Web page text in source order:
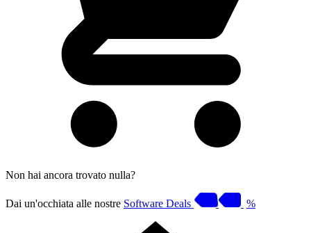
Non hai ancora trovato nulla?
Dai un'occhiata alle nostre Software Deals %